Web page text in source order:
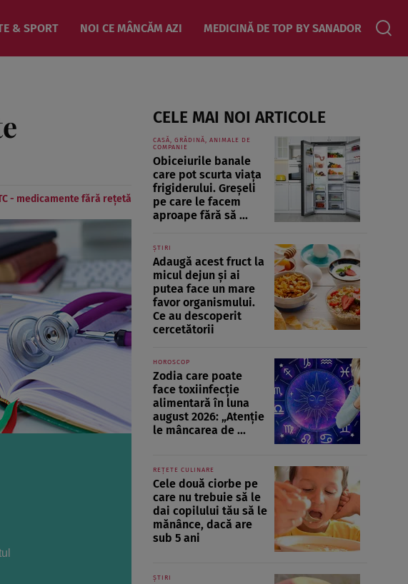
& SPORT NOI CE MÂNCĂM AZI MEDICINĂ DE TOP BY SANADOR
- medicamente fără rețetă
CELE MAI NOI ARTICOLE
CASĂ, GRĂDINĂ, ANIMALE DE
COMPANIE
Obiceiurile banale
care pot scurta viața
frigiderului. Greșeli
pe care le facem
aproape fără să ...
ȘTIRI
Adaugă acest fruct la
micul dejun și ai
putea face un mare
favor organismului.
Ce au descoperit
cercetătorii
HOROSCOP
Zodia care poate
face toxiinfecție
alimentară în luna
august 2026: „Atenție
le mâncarea de ...
REȚETE CULINARE
Cele două ciorbe pe
care nu trebuie să le
dai copilului tău să le
mănânce, dacă are
sub 5 ani
ȘTIRI